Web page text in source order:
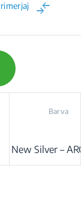
Barva
New Silver –